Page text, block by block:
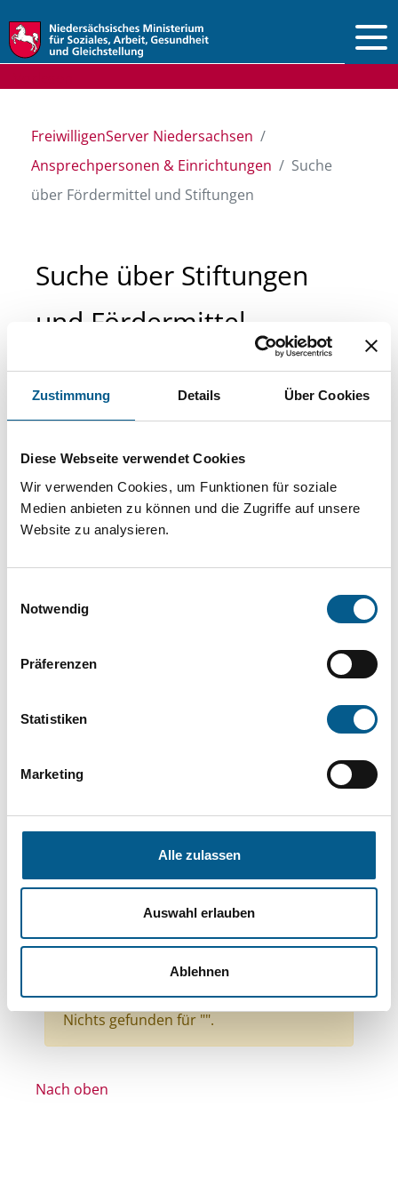
Zustimmung Details Über Cookies
Diese Webseite verwendet Cookies
Wir verwenden Cookies, um Funktionen für soziale
Medien anbieten zu können und die Zugriffe auf unsere
Website zu analysieren.
Notwendig
Präferenzen
Statistiken
Marketing
Alle zulassen
Auswahl erlauben
Ablehnen
FreiwilligenServer Niedersachsen
Ansprechpersonen & Einrichtungen
Suche
über Fördermittel und Stiftungen
Suche über Stiftungen
und Fördermittel
Sie suchen finanzielle Unterstützung für ein
Projekt oder ein Vorhaben? Hier können Sie
Stiftungsdatenbank recherchieren. Bei der
Suche bitte die Groß- und Kleinschreibung
beachten.
können durch die Wahl von Bereichen oder
Suchen
Themen: Politische Bildung & Demokratie
Themen: Wissenschaft und Forschung
Themen: Integration
Themen: Sport
Themen: Wohltätige Zwecke
Themen: Kinder, Jugendliche & Familie
Alle Filter entfernen
Nichts gefunden für "".
Nach oben